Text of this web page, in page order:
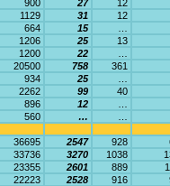
900 27
12
1129 31
12
664 15
1206 25
13
1200 22
20500 758
361
934 25
2262 99
40
896 12
560 …
36695 2547 928
33736 3270 1038
23355 2601 889
22223 2528 916